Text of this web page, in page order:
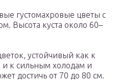
густомахровые цветы с
Высота куста около 60–
устойчивый как к
и к сильным холодам и
достичь от 70 до 80 см.